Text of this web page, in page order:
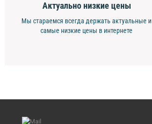
Актуально низкие цены
Мы стараемся всегда держать актуальные и
самые низкие цены в интернете